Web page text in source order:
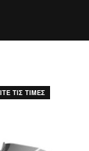
ΤΙΣ ΤΙΜΕΣ